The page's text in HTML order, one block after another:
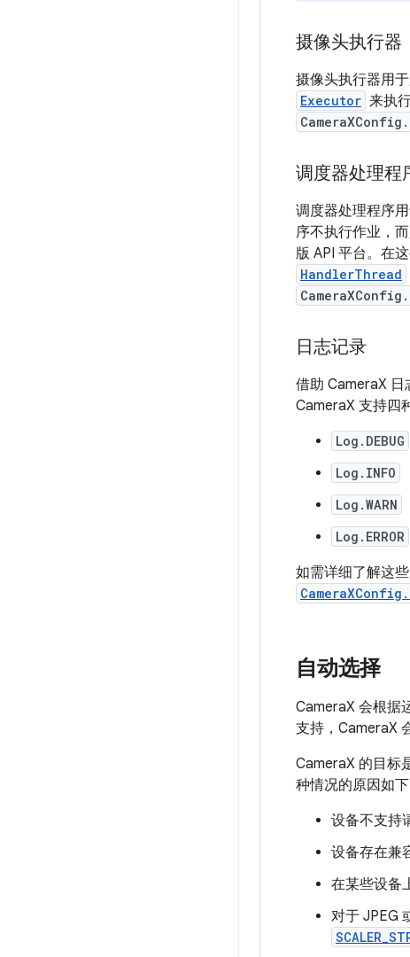
摄像头执行器
摄像头执行器用
Executor 来执
调度器处理程
调度器处理程序
序不执行作业，
版 API 平台。在
HandlerThread
日志记录
借助 CameraX
CameraX 支持四
Log.DEBUG
Log.INFO
Log.WARN
Log.ERROR
如需详细了解这
自动选择
CameraX 会根据
支持，CameraX
CameraX 的目标
种情况的原因如下
设备不支持
设备存在兼
在某些设备
对于 JPEG